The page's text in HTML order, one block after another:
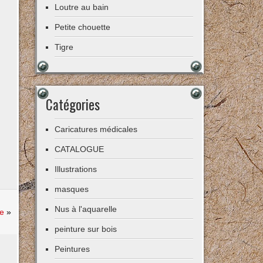
»
Loutre au bain
Petite chouette
Tigre
Catégories
Caricatures médicales
CATALOGUE
Illustrations
masques
Nus à l'aquarelle
peinture sur bois
Peintures